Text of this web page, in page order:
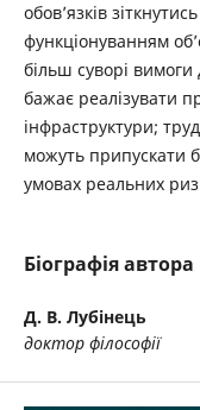
обов’язків
функціонуванням
більш суворі
бажає реалізувати
інфраструктури;
можуть припускати
умовах реальних
Біографія автора
Д. В. Лубінець
доктор філософії